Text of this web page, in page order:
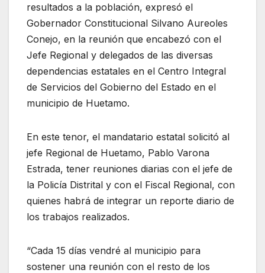
resultados a la población, expresó el
Gobernador Constitucional Silvano Aureoles
Conejo, en la reunión que encabezó con el
Jefe Regional y delegados de las diversas
dependencias estatales en el Centro Integral
de Servicios del Gobierno del Estado en el
municipio de Huetamo.
En este tenor, el mandatario estatal solicitó al
jefe Regional de Huetamo, Pablo Varona
Estrada, tener reuniones diarias con el jefe de
la Policía Distrital y con el Fiscal Regional, con
quienes habrá de integrar un reporte diario de
los trabajos realizados.
“Cada 15 días vendré al municipio para
sostener una reunión con el resto de los